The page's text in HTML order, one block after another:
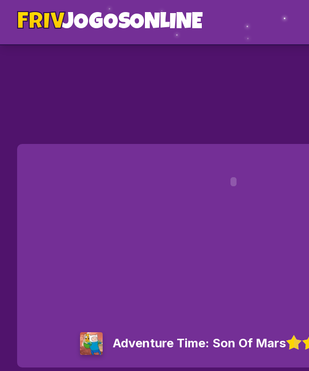
FRIVJOGOSONLINE
Adventure Time: Son Of Mars